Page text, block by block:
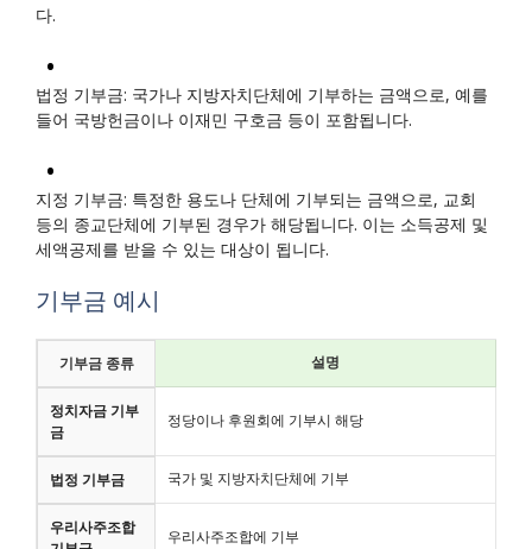
다.
법정 기부금: 국가나 지방자치단체에 기부하는 금액으로, 예를
들어 국방헌금이나 이재민 구호금 등이 포함됩니다.
지정 기부금: 특정한 용도나 단체에 기부되는 금액으로, 교회
등의 종교단체에 기부된 경우가 해당됩니다. 이는 소득공제 및
세액공제를 받을 수 있는 대상이 됩니다.
기부금 예시
기부금 종류 설명
정치자금 기부
금
정당이나 후원회에 기부시 해당
법정 기부금 국가 및 지방자치단체에 기부
우리사주조합
우리사주조합에 기부